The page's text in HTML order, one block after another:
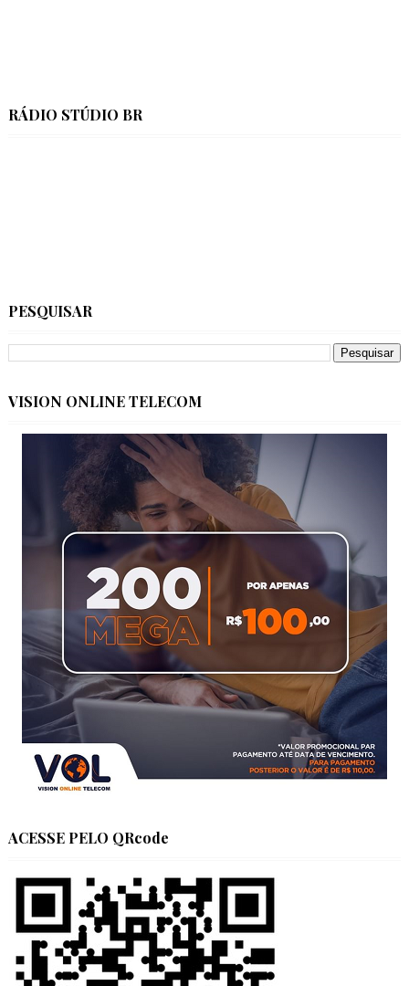
RÁDIO STÚDIO BR
PESQUISAR
VISION ONLINE TELECOM
ACESSE PELO QRcode